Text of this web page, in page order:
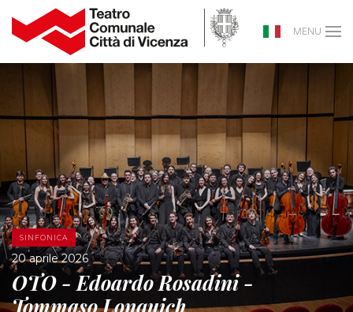
MENU
SINFONICA
20 aprile 2026
OTO - Edoardo Rosadini -
Tommaso Lonquich